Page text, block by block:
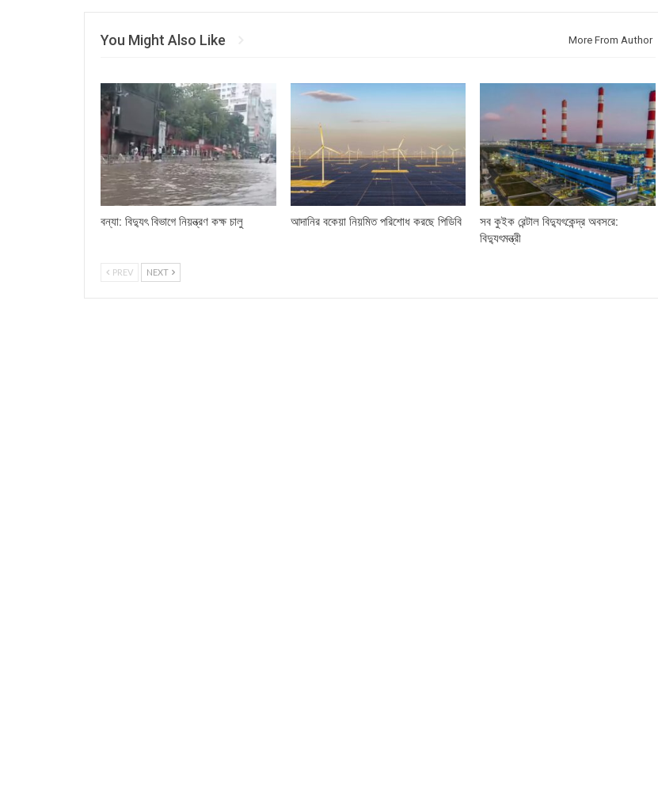
You Might Also Like More From Author
বন্যা: বিদ্যুৎ বিভাগে নিয়ন্ত্রণ কক্ষ চালু আদানির বকেয়া নিয়মিত পরিশোধ করছে পিডিবি
সব কুইক রেন্টাল বিদ্যুৎকেন্দ্র অবসরে:
বিদ্যুৎমন্ত্রী
PREV NEXT